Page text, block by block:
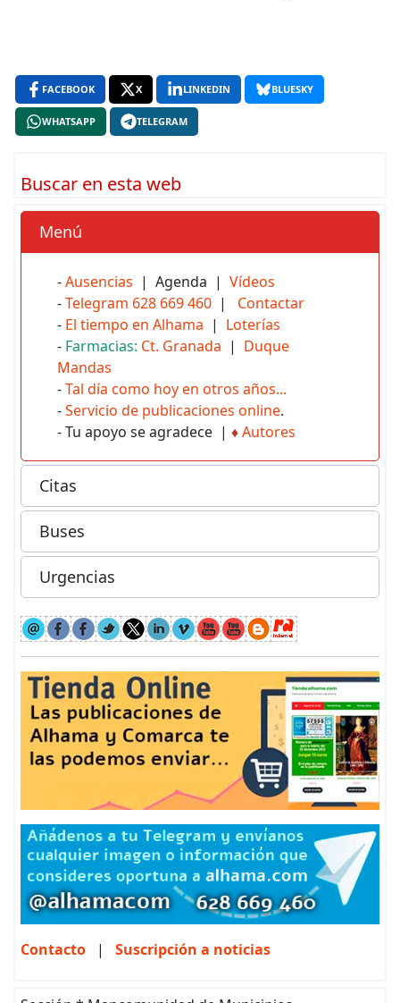
FACEBOOK X LINKEDIN BLUESKY
WHATSAPP TELEGRAM
Buscar en esta web
Menú
-Ausencias | Agenda | Vídeos
-Telegram 628 669 460 | Contactar
- El tiempo en Alhama | Loterías
- Farmacias: Ct. Granada | Duque
Mandas
-Tal día como hoy en otros años...
-Servicio de publicaciones online.
- Tu apoyo se agradece | ♦Autores
Citas
Buses
Urgencias
Contacto | Suscripción a noticias